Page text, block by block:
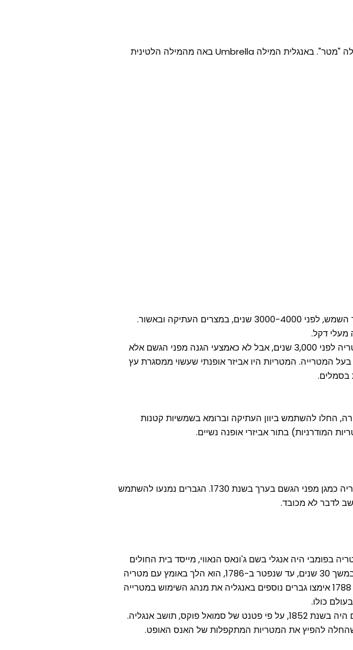
המילה מטריה בעברית באה מהמילה "מטר". באנגלית המילה Umbrella באה מהמילה הלטינית
השימוש הראשון במטריה היה כנגד השמש, לפני 3000-4000 שנים, במצרים העתיקה ובאשור.
מעלי דקל.
בסין העתיקה החלו להשתמש במטריה לפני 3,000 שנים, אבל לא כאמצעי הגנה מפני הגשם אלא
המטרייה. המטריות היו אביזר אופנתי שעשוי ממסגרת עץ
בסמלים.
לפנה"ס עד 400 לספירה, החלו להשתמש ביוון העתיקה וברומא בשמשיות קטנות
המודרניות) בתור אביזרי אופנה נשיים.
בצרפת החלו נשים להשתמש במטריה כמגן מפני הגשם בערך בשנת 1730. הגברים נמנעו להשתמש
לדבר לא מכובד.
בפומבי היה אנגלי בשם ג'ונאס הנאווי, מייסד בית החולים
מגדלן בלונדון בערך בשנת 1750. במשך 30 שנים, עד שנפטר ב-1786, הוא הלך באומץ עם מטריה
מעליו וספג לעג וביקורת. רק בשנת 1788 אימצו גברים נוספים באנגליה את מנהג השימוש במטרייה
כולו.
הייצור הראשון של מטריות להמונים היה בשנת 1852, על פי פטנט של סמואל פוקס, תושב אנגליה.